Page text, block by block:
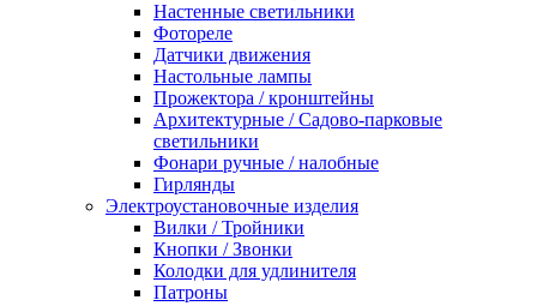
Настенные светильники
Фотореле
Датчики движения
Настольные лампы
Прожектора / кронштейны
Архитектурные / Садово-парковые
светильники
Фонари ручные / налобные
Гирлянды
Электроустановочные изделия
Вилки / Тройники
Кнопки / Звонки
Колодки для удлинителя
Патроны